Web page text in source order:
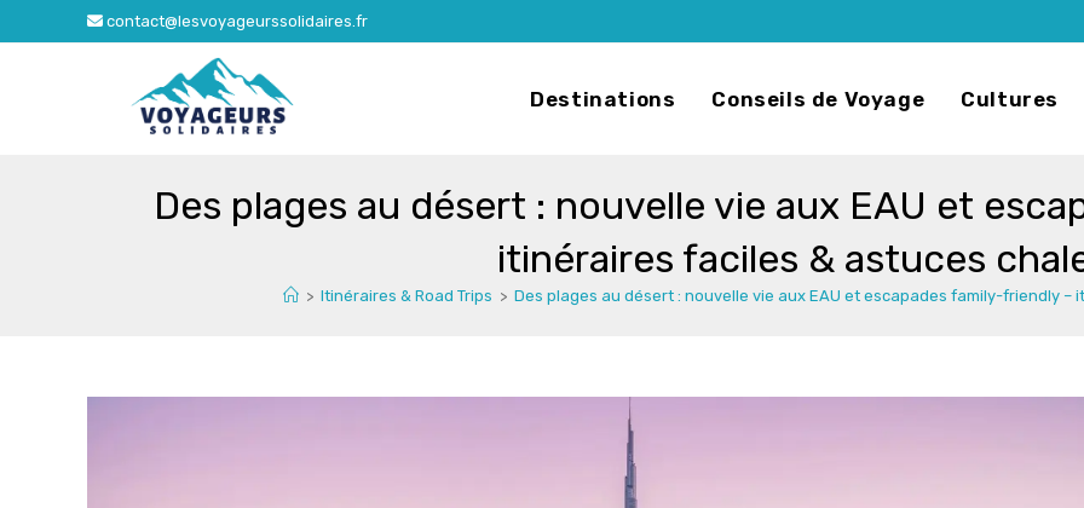
to
contact@lesvoyageurssolidaires.fr
Destinations Conseils de Voyage Cultures
Des plages au désert : nouvelle vie aux EAU et
itinéraires faciles & astuces
> Itinéraires & Road Trips > Des plages au désert : nouvelle vie aux EAU et escapades family-friendly